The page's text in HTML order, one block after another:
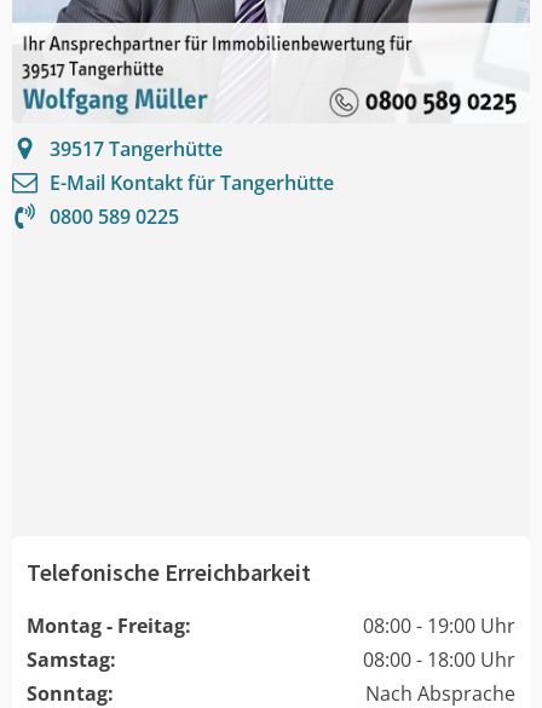
39517Tangerhütte
E-Mail Kontakt fürTangerhütte
0800 589 0225
Telefonische Erreichbarkeit
Montag - Freitag:
08:00 - 19:00 Uhr
Samstag:
08:00 - 18:00 Uhr
Sonntag:
Nach Absprache